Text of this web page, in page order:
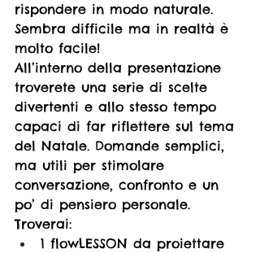
rispondere in modo naturale.
Sembra difficile ma in realtà è
molto facile!
All’interno della presentazione
troverete una serie di scelte
divertenti e allo stesso tempo
capaci di far riflettere sul tema
del Natale. Domande semplici,
ma utili per stimolare
conversazione, confronto e un
po’ di pensiero personale.
Troverai:
1 flowLESSON da proiettare